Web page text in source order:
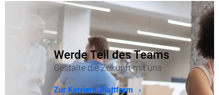
Werde Teil des Teams
Gestalte die Zukunft mit uns
Zur Karriere-Plattform ›